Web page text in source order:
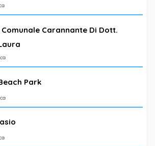
Carannante Di Dott.
Park